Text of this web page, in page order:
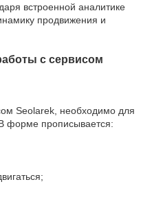
встроенной аналитике
продвижения и
с сервисом
Seolarek, необходимо для
форме прописывается: